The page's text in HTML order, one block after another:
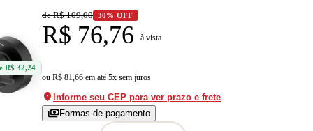
R$ 32,24
de R$ 109,00 30% OFF
R$ 76,76 à vista
ou R$ 81,66 em até 5x sem juros
location_on Informe seu CEP para ver prazo e frete
paymentsFormas de pagamento